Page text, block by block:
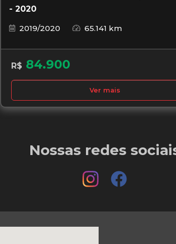
- 2020
2019/2020
65.141 km
R$ 84.900
Ver mais
Nossas redes